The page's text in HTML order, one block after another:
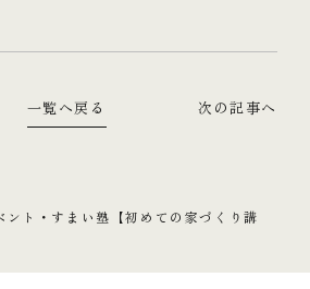
一覧へ戻る 次の記事へ
ト ・ すまい塾【初めての家づくり講